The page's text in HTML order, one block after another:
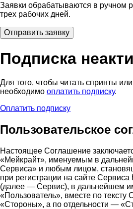
Заявки обрабатываются в ручном
трех рабочих дней.
Подписка
Для того, чтобы читать спринты
необходимо оплатить подписку.
Оплатить подписку
Пользовательское
Настоящее Соглашение
«Мейкрайт», именуемым в
Сервиса» и любым лицом,
при регистрации на сайте Сервиса
(далее — Сервис), в дальнейшем
«Пользователь», вместе по
«Стороны», а по отдельности —